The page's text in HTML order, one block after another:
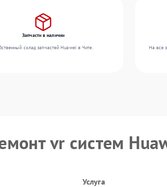
Запчасти в наличии
склад запчастей Huawei в Чите.
На все
vr систем
Услуга